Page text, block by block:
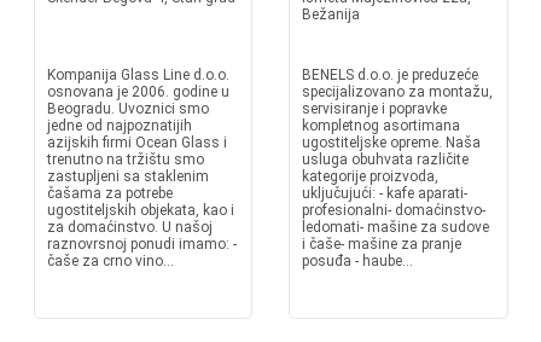
Kompanija Glass Line d.o.o.
osnovana je 2006. godine u
Beogradu. Uvoznici smo
jedne od najpoznatijih
azijskih firmi Ocean Glass i
trenutno na tržištu smo
zastupljeni sa staklenim
čašama za potrebe
ugostiteljskih objekata, kao i
za domaćinstvo. U našoj
raznovrsnoj ponudi imamo: -
čaše za crno vino...
Bežanija
BENELS d.o.o. je preduzeće
specijalizovano za montažu,
servisiranje i popravke
kompletnog asortimana
ugostiteljske opreme. Naša
usluga obuhvata različite
kategorije proizvoda,
uključujući: - kafe aparati-
profesionalni- domaćinstvo-
ledomati- mašine za sudove
i čaše- mašine za pranje
posuđa - haube...